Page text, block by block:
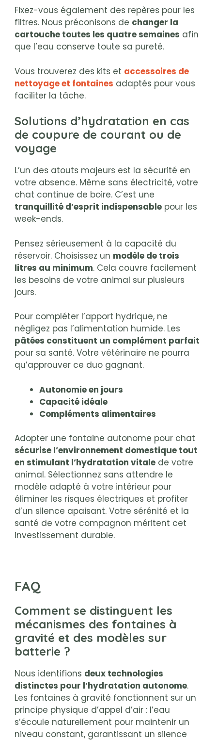
Fixez-vous également des repères pour les
filtres. Nous préconisons de changer la
cartouche toutes les quatre semaines afin
que l’eau conserve toute sa pureté.
Vous trouverez des kits et accessoires de
nettoyage et fontaines adaptés pour vous
faciliter la tâche.
Solutions d’hydratation en cas
de coupure de courant ou de
voyage
L’un des atouts majeurs est la sécurité en
votre absence. Même sans électricité, votre
chat continue de boire. C’est une
tranquillité d’esprit indispensable pour les
week-ends.
Pensez sérieusement à la capacité du
réservoir. Choisissez un modèle de trois
litres au minimum. Cela couvre facilement
les besoins de votre animal sur plusieurs
jours.
Pour compléter l’apport hydrique, ne
négligez pas l’alimentation humide. Les
pâtées constituent un complément parfait
pour sa santé. Votre vétérinaire ne pourra
qu’approuver ce duo gagnant.
Autonomie en jours
Capacité idéale
Compléments alimentaires
Adopter une fontaine autonome pour chat
sécurise l’environnement domestique tout
en stimulant l’hydratation vitale de votre
animal. Sélectionnez sans attendre le
modèle adapté à votre intérieur pour
éliminer les risques électriques et profiter
d’un silence apaisant. Votre sérénité et la
santé de votre compagnon méritent cet
investissement durable.
FAQ
Comment se distinguent les
mécanismes des fontaines à
gravité et des modèles sur
batterie ?
Nous identifions deux technologies
distinctes pour l’hydratation autonome.
Les fontaines à gravité fonctionnent sur un
principe physique d’appel d’air : l’eau
s’écoule naturellement pour maintenir un
niveau constant, garantissant un silence